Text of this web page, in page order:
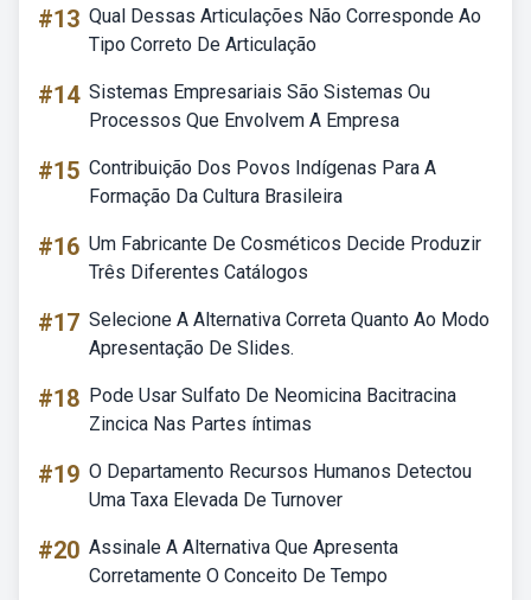
#13 Qual Dessas Articulações Não Corresponde Ao
Tipo Correto De Articulação
#14 Sistemas Empresariais São Sistemas Ou
Processos Que Envolvem A Empresa
#15 Contribuição Dos Povos Indígenas Para A
Formação Da Cultura Brasileira
#16 Um Fabricante De Cosméticos Decide Produzir
Três Diferentes Catálogos
#17 Selecione A Alternativa Correta Quanto Ao Modo
Apresentação De Slides.
#18 Pode Usar Sulfato De Neomicina Bacitracina
Zincica Nas Partes íntimas
#19 O Departamento Recursos Humanos Detectou
Uma Taxa Elevada De Turnover
#20 Assinale A Alternativa Que Apresenta
Corretamente O Conceito De Tempo